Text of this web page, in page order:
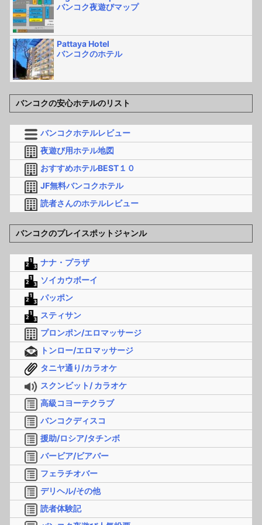
バンコク夜遊びマップ
Pattaya Hotel
バンコクのホテル
バンコクの安心ホテルのリスト
バンコクホテルレビュー
夜遊び用ホテル地図
おすすめホテルBEST１０
JF無料バンコクホテル
読者さんのホテルレビュー
バンコクのプレイスポットジャンル
ナナ・プラザ
ソイカウボーイ
パッポン
スティサン
プロンポン/エロマッサージ
トンロー/エロマッサージ
タニヤ通り/カラオケ
スクンビット/ カラオケ
高級コヨーテクラブ
バンコクディスコ
援助/ロシア/タチンボ
バービア/ビアバー
フェラチオバー
デリヘル/その他
読者体験記